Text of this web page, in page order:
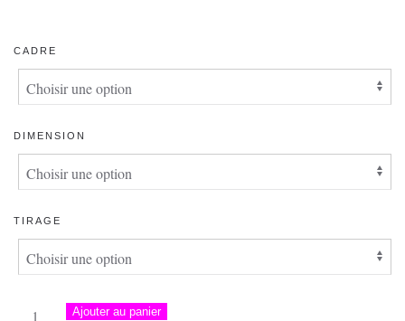
220.00 €
CADRE
DIMENSION
TIRAGE
quantité
Ajouter au panier